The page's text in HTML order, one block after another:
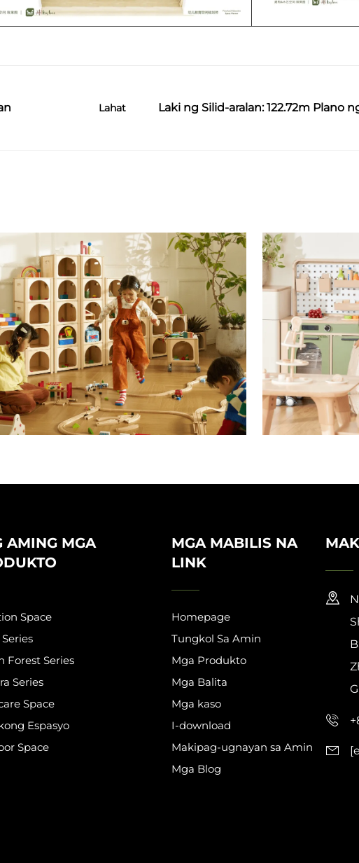
Lahat Laki ng Silid-aralan: 122.72m Plano
AMING MGA
Space
Forest Series
Series
Space
Espasyo
Space
MGA MABILIS NA
LINK
Homepage
Tungkol Sa Amin
Mga Produkto
Mga Balita
Mga kaso
I-download
Makipag-ugnayan sa Amin
Mga Blog